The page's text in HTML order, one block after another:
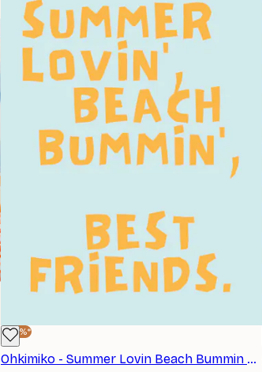
-40%*
Ohkimiko - Summer Lovin Beach Bummin Affiche